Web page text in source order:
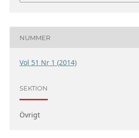
NUMMER
Vol 51 Nr 1 (2014)
SEKTION
Övrigt